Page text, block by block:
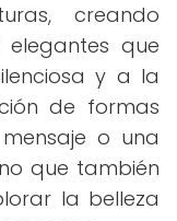
creando
elegantes que
y a la
de formas
o una
que también
la belleza